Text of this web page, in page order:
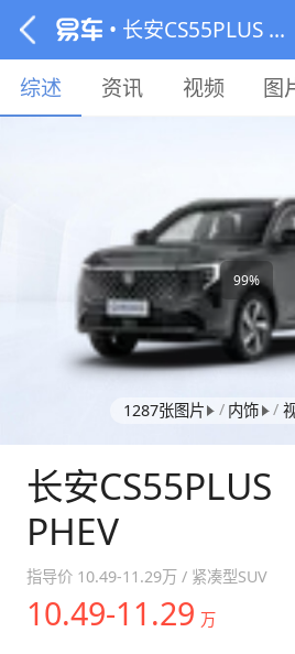
• 长安CS55PLUS PHEV
综述 资讯 视频 图
99%
1287张图片 / 内饰 /
长安CS55PLUS
PHEV
指导价 10.49-11.29万 / 紧凑型SUV
10.49-11.29 万